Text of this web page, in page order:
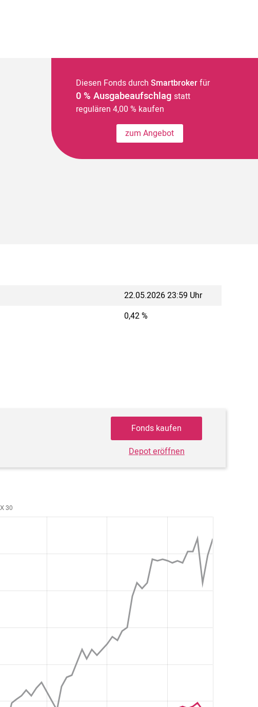
Diesen Fonds durch Smartbrokerfür
0 % Ausgabeaufschlag statt
regulären 4,00 % kaufen
zum Angebot
22.05.2026 23:59 Uhr
0,42 %
Fonds kaufen
Depot eröffnen